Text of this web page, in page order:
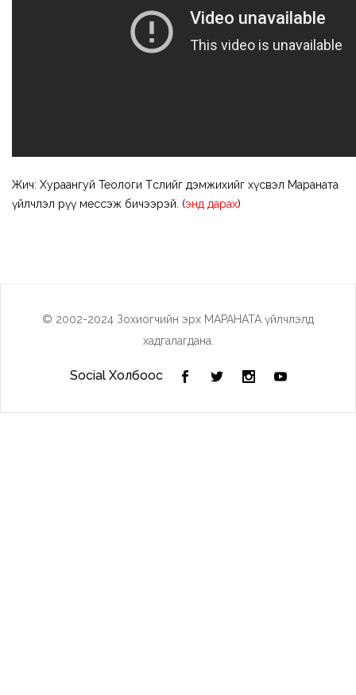
Жич: Хураангуй Теологи Төслийг дэмжихийг хүсвэл Мараната
үйлчлэл рүү мессэж бичээрэй. (энд дарах)
© 2002-2024 Зохиогчийн эрх МАРАНАТА үйлчлэлд
хадгалагдана.
Social Холбоос